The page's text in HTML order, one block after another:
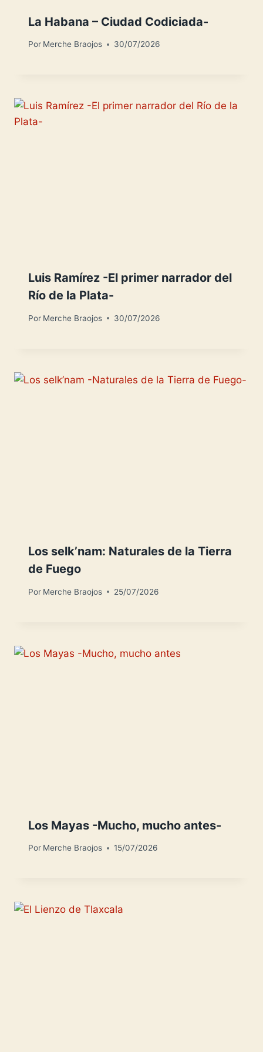
La Habana – Ciudad Codiciada-
Por Merche Braojos 30/07/2026
Luis Ramírez -El primer narrador del
Río de la Plata-
Por Merche Braojos 30/07/2026
Los selk’nam: Naturales de la Tierra
de Fuego
Por Merche Braojos 25/07/2026
Los Mayas -Mucho, mucho antes-
Por Merche Braojos 15/07/2026